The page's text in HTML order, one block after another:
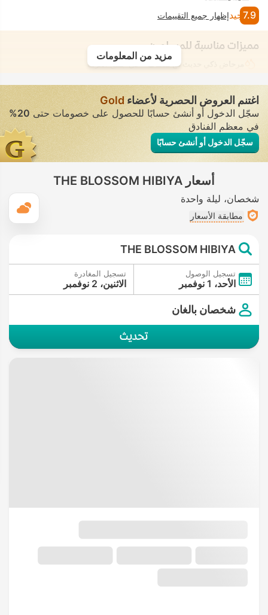
7.9 جيدإظهار جميع التقييمات
مميزات مناسبة للمسلمين
مرحاض ذكي حديث مع شطّاف• في جميع الغرف
مزيد من المعلومات
اغتنم العروض الحصرية لأعضاء Gold
سجّل الدخول أو أنشئ حسابًا للحصول على خصومات حتى20%
في معظم الفنادق
سجّل الدخول أو أنشئ حسابًا
أسعار THE BLOSSOM HIBIYA
شخصان ليلة واحدة
مطابقة الأسعار
THE BLOSSOM HIBIYA
تسجيل الوصول
الأحد، 1 نوفمبر
تسجيل المغادرة
الاثنين، 2 نوفمبر
شخصان بالغان
تحديث